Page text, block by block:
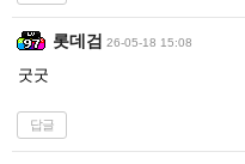
롯데검 26-05-18 15:08
굿굿
답글